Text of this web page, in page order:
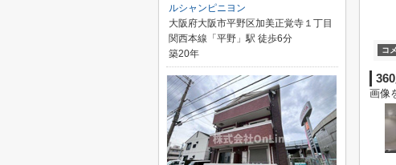
コ
画像
ルシャンピニヨン
大阪府大阪市平野区加美正覚寺１丁目
関西本線「平野」駅 徒歩6分
築20年